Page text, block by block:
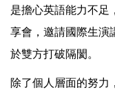
是擔心英語能力不足
享會，邀請國際生演
於雙方打破隔閡。
除了個人層面的努力